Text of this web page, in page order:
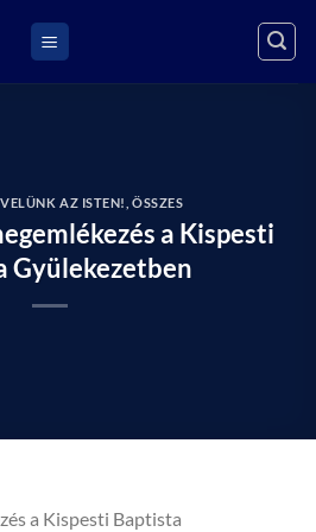
AZ ISTEN! ,ÖSSZES
a Kispesti
Gyülekezetben
a Kispesti Baptista